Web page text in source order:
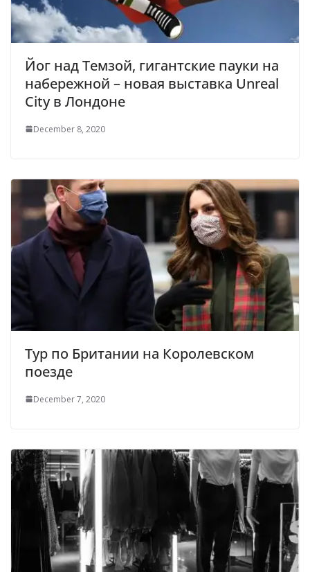
Йог над Темзой, гигантские пауки на
набережной – новая выставка Unreal
City в Лондоне
December 8, 2020
Тур по Британии на Королевском
поезде
December 7, 2020